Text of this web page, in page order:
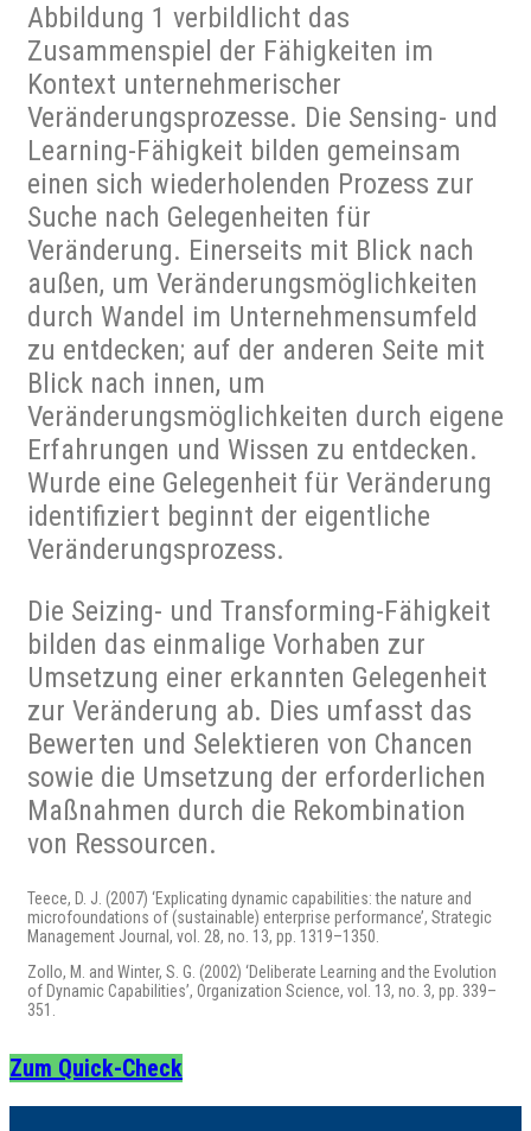
Abbildung 1 verbildlicht das
Zusammenspiel der Fähigkeiten im
Kontext unternehmerischer
Veränderungsprozesse. Die Sensing- und
Learning-Fähigkeit bilden gemeinsam
einen sich wiederholenden Prozess zur
Suche nach Gelegenheiten für
Veränderung. Einerseits mit Blick nach
außen, um Veränderungsmöglichkeiten
durch Wandel im Unternehmensumfeld
zu entdecken; auf der anderen Seite mit
Blick nach innen, um
Veränderungsmöglichkeiten durch eigene
Erfahrungen und Wissen zu entdecken.
Wurde eine Gelegenheit für Veränderung
identifiziert beginnt der eigentliche
Veränderungsprozess.
Die Seizing- und Transforming-Fähigkeit
bilden das einmalige Vorhaben zur
Umsetzung einer erkannten Gelegenheit
zur Veränderung ab. Dies umfasst das
Bewerten und Selektieren von Chancen
sowie die Umsetzung der erforderlichen
Maßnahmen durch die Rekombination
von Ressourcen.
Teece, D. J. (2007) ‘Explicating dynamic capabilities: the nature and
microfoundations of (sustainable) enterprise performance’, Strategic
Management Journal, vol. 28, no. 13, pp. 1319–1350.
Zollo, M. and Winter, S. G. (2002) ‘Deliberate Learning and the Evolution
of Dynamic Capabilities’, Organization Science, vol. 13, no. 3, pp. 339–
351.
Zum Quick-Check